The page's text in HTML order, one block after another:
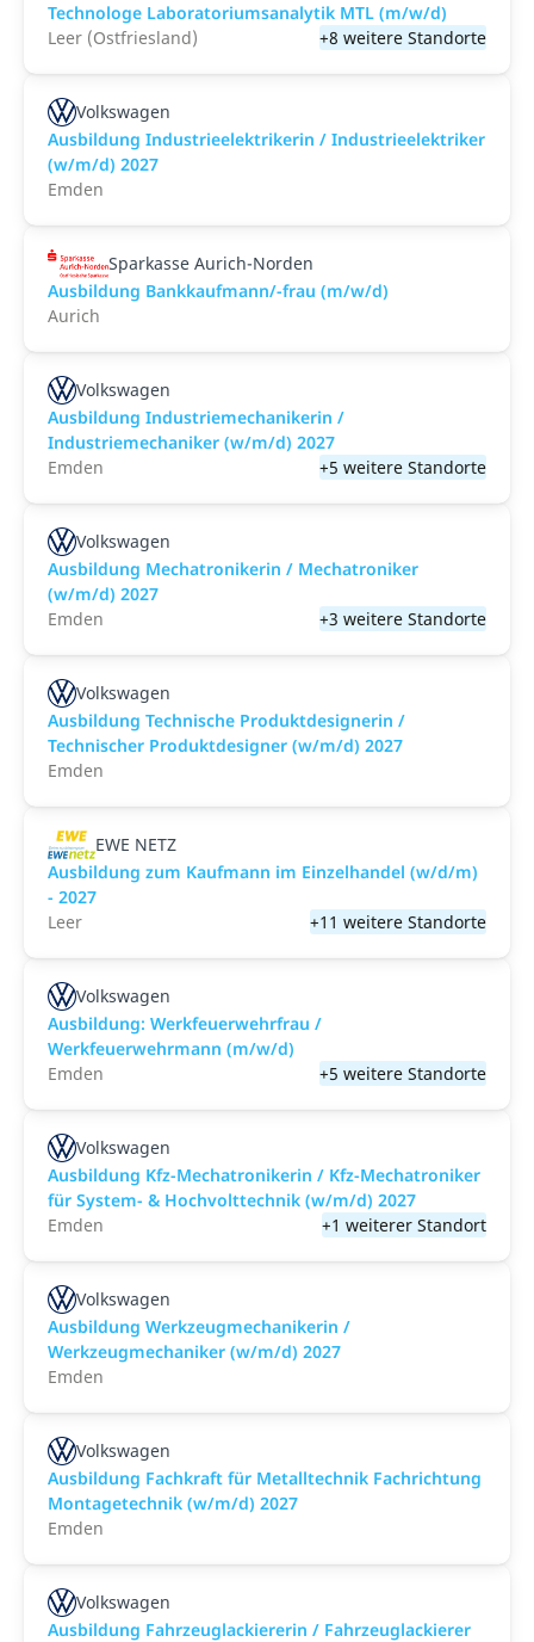
Technologe Laboratoriumsanalytik MTL (m/w/d)
Leer (Ostfriesland)
+8 weitere Standorte
Volkswagen
Ausbildung Industrieelektrikerin / Industrieelektriker
(w/m/d) 2027
Emden
Sparkasse Aurich-Norden
Ausbildung Bankkaufmann/-frau (m/w/d)
Aurich
Volkswagen
Ausbildung Industriemechanikerin /
Industriemechaniker (w/m/d) 2027
Emden
+5 weitere Standorte
Volkswagen
Ausbildung Mechatronikerin / Mechatroniker
(w/m/d) 2027
Emden
+3 weitere Standorte
Volkswagen
Ausbildung Technische Produktdesignerin /
Technischer Produktdesigner (w/m/d) 2027
Emden
EWE NETZ
Ausbildung zum Kaufmann im Einzelhandel (w/d/m)
- 2027
Leer
+11 weitere Standorte
Volkswagen
Ausbildung: Werkfeuerwehrfrau /
Werkfeuerwehrmann (m/w/d)
Emden
+5 weitere Standorte
Volkswagen
Ausbildung Kfz-Mechatronikerin / Kfz-Mechatroniker
für System- & Hochvolttechnik (w/m/d) 2027
Emden
+1 weiterer Standort
Volkswagen
Ausbildung Werkzeugmechanikerin /
Werkzeugmechaniker (w/m/d) 2027
Emden
Volkswagen
Ausbildung Fachkraft für Metalltechnik Fachrichtung
Montagetechnik (w/m/d) 2027
Emden
Volkswagen
Ausbildung Fahrzeuglackiererin / Fahrzeuglackierer